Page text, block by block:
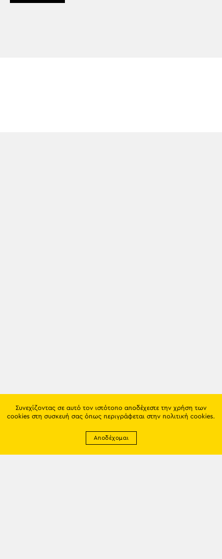
Συνεχίζοντας σε αυτό τον ιστότοπο αποδέχεστε την χρήση των
cookies στη συσκευή σας όπως περιγράφεται στην πολιτική cookies.
Αποδέχομαι